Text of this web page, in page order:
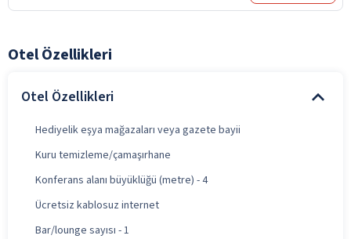
Otel Özellikleri
Otel Özellikleri
Hediyelik eşya mağazaları veya gazete bayii
Kuru temizleme/çamaşırhane
Konferans alanı büyüklüğü (metre) - 4
Ücretsiz kablosuz internet
Bar/lounge sayısı - 1